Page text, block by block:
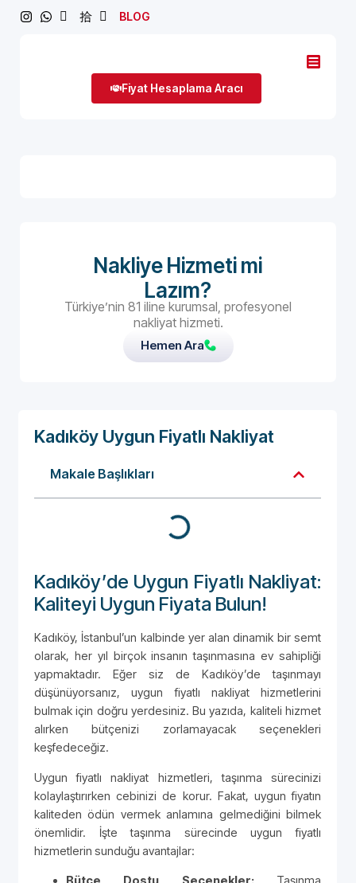
BLOG
Fiyat Hesaplama Aracı
Nakliye Hizmeti mi
Lazım?
Türkiye’nin 81 iline kurumsal, profesyonel
nakliyat hizmeti.
Hemen Ara
Kadıköy Uygun Fiyatlı Nakliyat
Makale Başlıkları
Kadıköy’de Uygun Fiyatlı Nakliyat:
Kaliteyi Uygun Fiyata Bulun!
Kadıköy, İstanbul’un kalbinde yer alan dinamik bir semt
olarak, her yıl birçok insanın taşınmasına ev sahipliği
yapmaktadır. Eğer siz de Kadıköy’de taşınmayı
düşünüyorsanız, uygun fiyatlı nakliyat hizmetlerini
bulmak için doğru yerdesiniz. Bu yazıda, kaliteli hizmet
alırken bütçenizi zorlamayacak seçenekleri
keşfedeceğiz.
Uygun fiyatlı nakliyat hizmetleri, taşınma sürecinizi
kolaylaştırırken cebinizi de korur. Fakat, uygun fiyatın
kaliteden ödün vermek anlamına gelmediğini bilmek
önemlidir. İşte taşınma sürecinde uygun fiyatlı
hizmetlerin sunduğu avantajlar: